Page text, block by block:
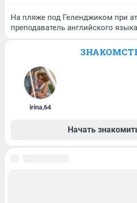
На пляже под Геленджиком при
преподаватель английского
irina,64
Начать